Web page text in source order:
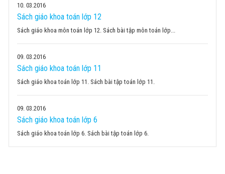
10 03.2016
Sách giáo khoa toán lớp 12
Sách giáo khoa môn toán lớp 12. Sách bài tập môn toán lớp...
09 03.2016
Sách giáo khoa toán lớp 11
Sách giáo khoa toán lớp 11. Sách bài tập toán lớp 11.
09 03.2016
Sách giáo khoa toán lớp 6
Sách giáo khoa toán lớp 6. Sách bài tập toán lớp 6.